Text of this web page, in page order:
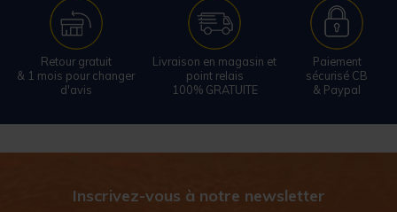
Retour gratuit
& 1 mois pour changer
d'avis
Livraison en magasin et
point relais
100% GRATUITE
Paiement
sécurisé CB
& Paypal
Inscrivez-vous à notre newsletter